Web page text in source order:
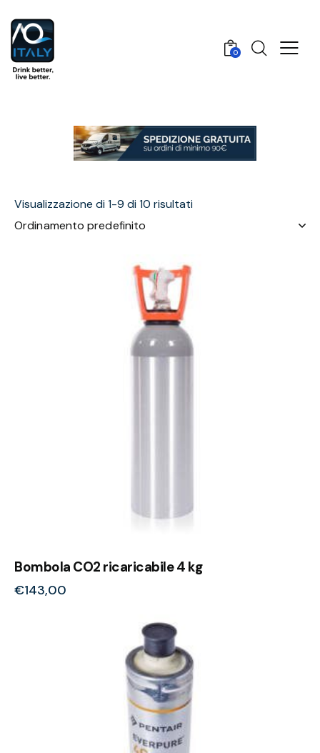
0
Visualizzazione di 1-9 di 10 risultati
Bombola CO2 ricaricabile 4 kg
€143,00